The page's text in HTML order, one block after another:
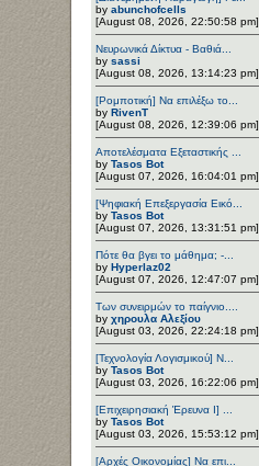
by abunchofcells
[August 08, 2026, 22:50:58 pm]
Νευρωνικά Δίκτυα - Βαθιά...
by sassi
[August 08, 2026, 13:14:23 pm]
[Ρομποτική] Να επιλέξω το...
by RivenT
[August 08, 2026, 12:39:06 pm]
Αποτελέσματα Εξεταστικής ...
by Tasos Bot
[August 07, 2026, 16:04:01 pm]
[Ψηφιακή Επεξεργασία Εικό...
by Tasos Bot
[August 07, 2026, 13:31:51 pm]
Πότε θα βγει το μάθημα; -...
by Hyperlaz02
[August 07, 2026, 12:47:07 pm]
Των συνειρμών το παίγνιο....
by χηρουλα Αλεξίου
[August 03, 2026, 22:24:18 pm]
[Τεχνολογία Λογισμικού] Ν...
by Tasos Bot
[August 03, 2026, 16:22:06 pm]
[Επιχειρησιακή Έρευνα Ι] ...
by Tasos Bot
[August 03, 2026, 15:53:12 pm]
[Αρχές Οικονομίας] Να επι...